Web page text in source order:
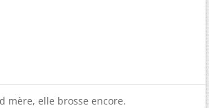
mère, elle brosse encore.